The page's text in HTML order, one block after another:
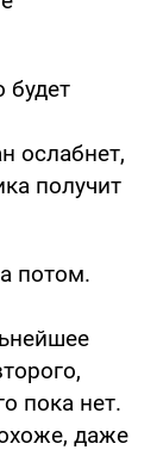
будет
ослабнет,
получит
потом.
пока нет.
даже